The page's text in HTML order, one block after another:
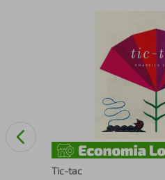
Tic-tac